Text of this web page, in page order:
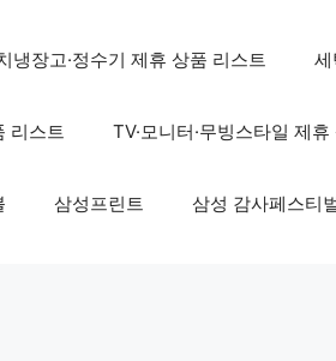
냉장고·정수기 제휴 상품 리스트 세
리스트 TV·모니터·무빙스타일 제
삼성프린트 삼성 감사페스티